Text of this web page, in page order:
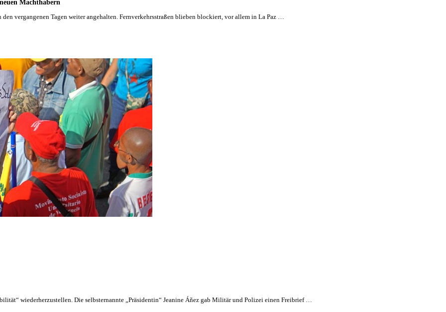
Machthabern
vergangenen Tagen weiter angehalten. Fernverkehrsstraßen blieben blockiert, vor allem in La Paz …
wiederherzustellen. Die selbsternannte „Präsidentin“ Jeanine Áñez gab Militär und Polizei einen Freibrief …